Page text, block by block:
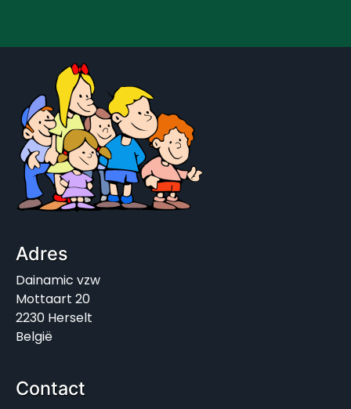
Adres
Dainamic vzw
Mottaart 20
2230 Herselt
België
Contact